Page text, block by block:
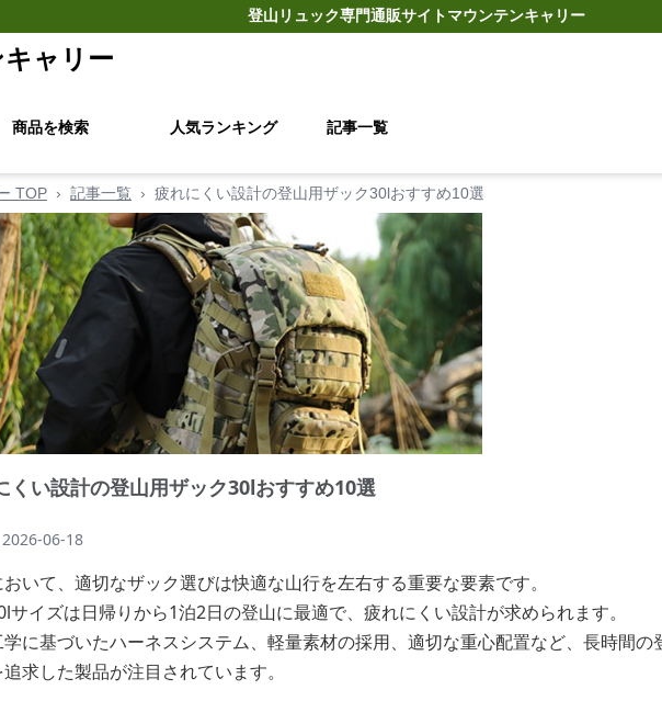
登山リュック専門通販サイトマウンテンキャリー
ャリー
商品を検索 人気ランキング 記事一覧
TOP › 記事一覧 › 疲れにくい設計の登山用ザック30lおすすめ10選
くい設計の登山用ザック30lおすすめ10選
2026-06-18
いて、適切なザック選びは快適な山行を左右する重要な要素です。
サイズは日帰りから1泊2日の登山に最適で、疲れにくい設計が求められます。
学に基づいたハーネスシステム、軽量素材の採用、適切な重心配置など、長時間
求した製品が注目されています。